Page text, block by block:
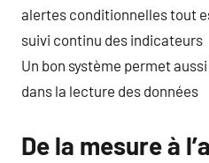
alertes conditionnelles tout
suivi continu des indicateurs
Un bon système permet
dans la lecture des données
De la mesure à